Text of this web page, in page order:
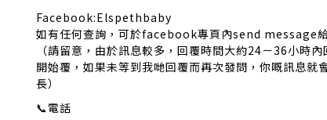
Facebook:Elspethbaby
如有任何查詢，可於facebook專頁內send message
（請留意，由於訊息較多，回覆時間大約24－36小時
開始覆，如果未等到我哋回覆而再次發問，你嘅訊息就
長）
📞電話